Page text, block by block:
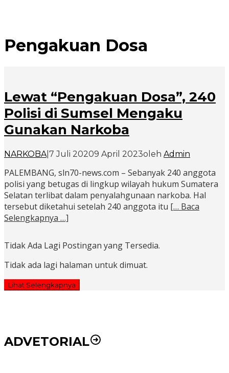
Pengakuan Dosa
Lewat “Pengakuan Dosa”, 240
Polisi di Sumsel Mengaku
Gunakan Narkoba
NARKOBA| 7 Juli 20209 April 2023oleh Admin
PALEMBANG, sln70-news.com – Sebanyak 240 anggota
polisi yang betugas di lingkup wilayah hukum Sumatera
Selatan terlibat dalam penyalahgunaan narkoba. Hal
tersebut diketahui setelah 240 anggota itu [… Baca
Selengkapnya …]
Tidak Ada Lagi Postingan yang Tersedia.
Tidak ada lagi halaman untuk dimuat.
Lihat Selengkapnya
ADVETORIAL